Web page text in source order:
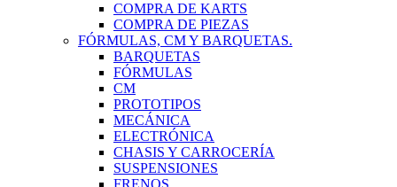
COMPRA DE KARTS
COMPRA DE PIEZAS
FÓRMULAS, CM Y BARQUETAS.
BARQUETAS
FÓRMULAS
CM
PROTOTIPOS
MECÁNICA
ELECTRÓNICA
CHASIS Y CARROCERÍA
SUSPENSIONES
FRENOS